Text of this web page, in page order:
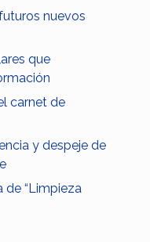
nuevos
que
carnet de
y despeje de
de “Limpieza